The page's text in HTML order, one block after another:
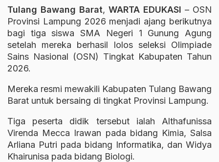
Tulang Bawang Barat, WARTA EDUKASI – OSN
Provinsi Lampung 2026 menjadi ajang berikutnya
bagi tiga siswa SMA Negeri 1 Gunung Agung
setelah mereka berhasil lolos seleksi Olimpiade
Sains Nasional (OSN) Tingkat Kabupaten Tahun
2026.
Mereka resmi mewakili Kabupaten Tulang Bawang
Barat untuk bersaing di tingkat Provinsi Lampung.
Tiga peserta didik tersebut ialah Althafunissa
Virenda Mecca Irawan pada bidang Kimia, Salsa
Arliana Putri pada bidang Informatika, dan Widya
Khairunisa pada bidang Biologi.